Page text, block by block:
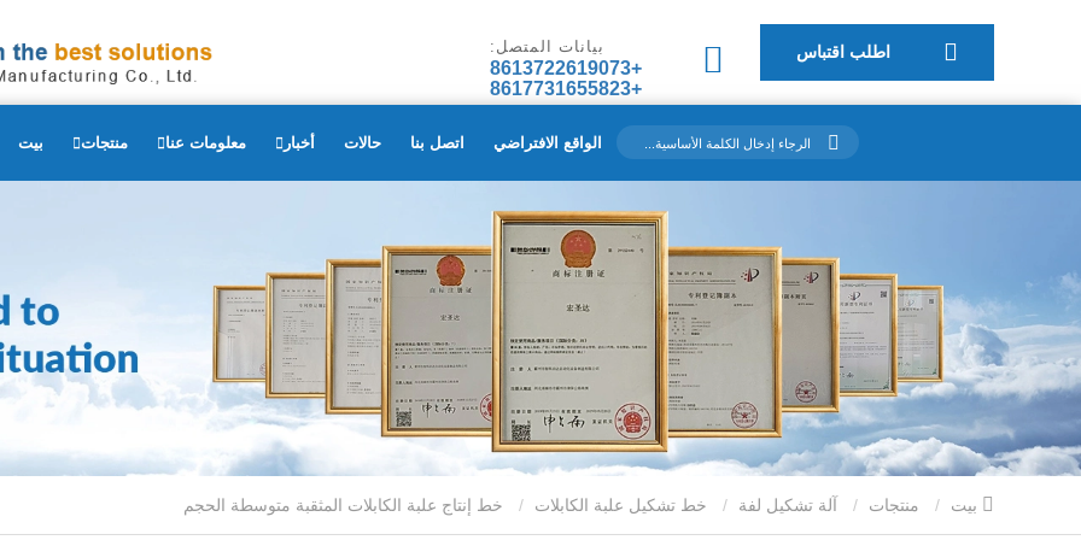
بيانات المتصل:
+8613722619073
+8617731655823
اطلب اقتباس
بيت منتجات معلومات عنا أخبار حالات اتصل بنا الواقع الافتراضي
منتجات آلة تشكيل لفة خط تشكيل علبة الكابلات